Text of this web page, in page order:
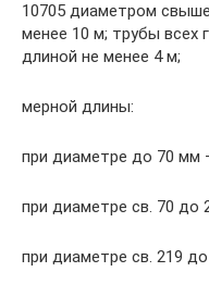
10705 диаметром
менее 10 м; трубы
длиной не менее 4 м;
мерной длины:
при диаметре до 70 мм
при диаметре св. 70
при диаметре св. 219